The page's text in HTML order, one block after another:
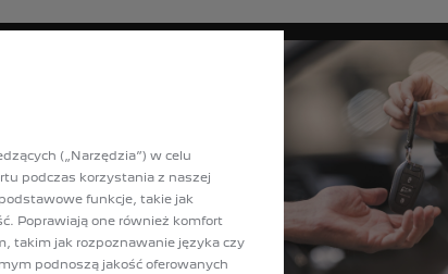
(„Narzędzia”) w celu
podczas korzystania z naszej
funkcje, takie jak
Poprawiają one również komfort
takim jak rozpoznawanie języka czy
podnoszą jakość oferowanych